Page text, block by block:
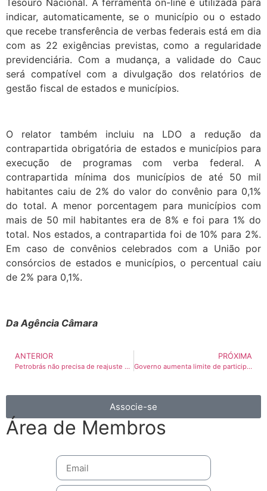
Tesouro Nacional. A ferramenta on-line é utilizada para
indicar, automaticamente, se o município ou o estado
que recebe transferência de verbas federais está em dia
com as 22 exigências previstas, como a regularidade
previdenciária. Com a mudança, a validade do Cauc
será compatível com a divulgação dos relatórios de
gestão fiscal de estados e municípios.
O relator também incluiu na LDO a redução da
contrapartida obrigatória de estados e municípios para
execução de programas com verba federal. A
contrapartida mínima dos municípios de até 50 mil
habitantes caiu de 2% do valor do convênio para 0,1%
do total. A menor porcentagem para municípios com
mais de 50 mil habitantes era de 8% e foi para 1% do
total. Nos estados, a contrapartida foi de 10% para 2%.
Em caso de convênios celebrados com a União por
consórcios de estados e municípios, o percentual caiu
de 2% para 0,1%.
Da Agência Câmara
ANTERIOR
Petrobrás não precisa de reajuste para bancar Libra
PRÓXIMA
Governo aumenta limite de participação estrangeira no BB
Associe-se
Área de Membros